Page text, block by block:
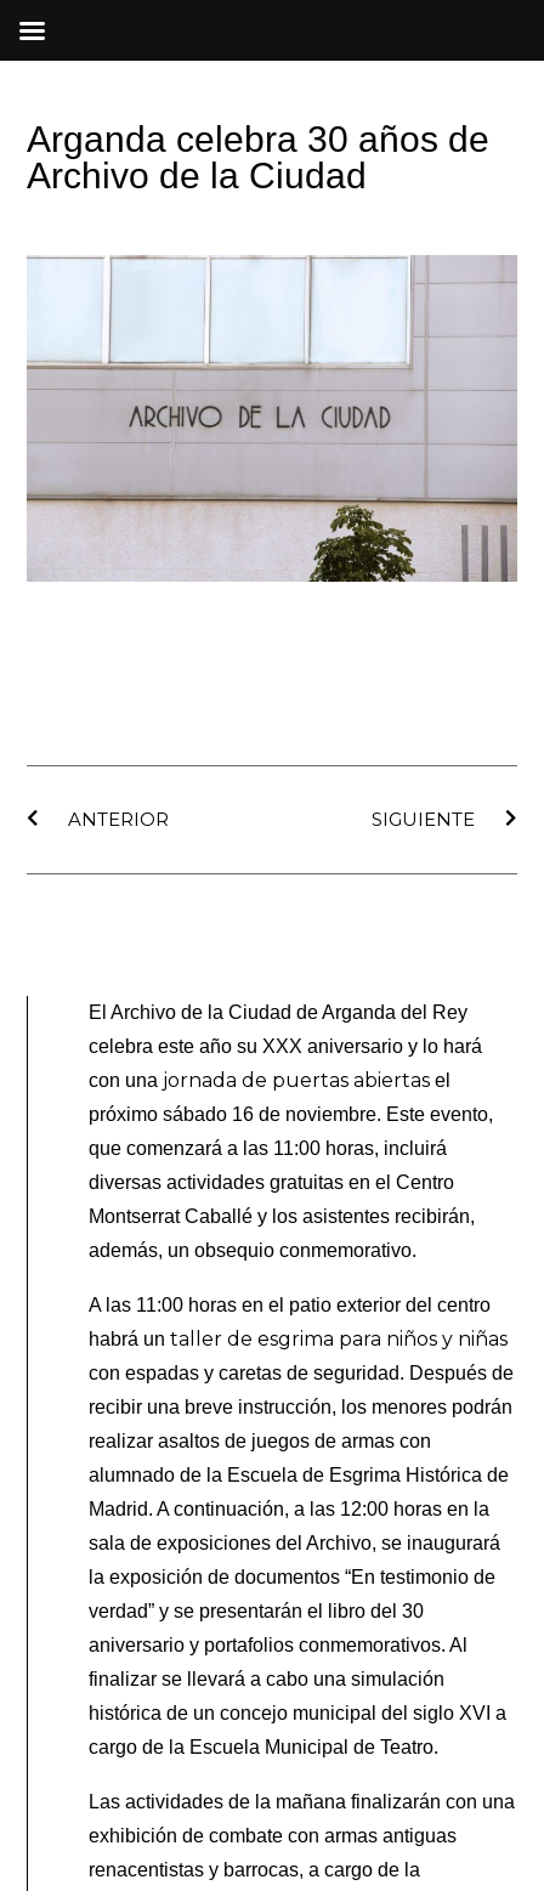
Arganda celebra 30 años de
Archivo de la Ciudad
ANTERIOR
SIGUIENTE
El Archivo de la Ciudad de Arganda del Rey
celebra este año su XXX aniversario y lo hará
con una jornada de puertas abiertas el
próximo sábado 16 de noviembre. Este evento,
que comenzará a las 11:00 horas, incluirá
diversas actividades gratuitas en el Centro
Montserrat Caballé y los asistentes recibirán,
además, un obsequio conmemorativo.
A las 11:00 horas en el patio exterior del centro
habrá un taller de esgrima para niños y niñas
con espadas y caretas de seguridad. Después de
recibir una breve instrucción, los menores podrán
realizar asaltos de juegos de armas con
alumnado de la Escuela de Esgrima Histórica de
Madrid. A continuación, a las 12:00 horas en la
sala de exposiciones del Archivo, se inaugurará
la exposición de documentos “En testimonio de
verdad” y se presentarán el libro del 30
aniversario y portafolios conmemorativos. Al
finalizar se llevará a cabo una simulación
histórica de un concejo municipal del siglo XVI a
cargo de la Escuela Municipal de Teatro.
Las actividades de la mañana finalizarán con una
exhibición de combate con armas antiguas
renacentistas y barrocas, a cargo de la